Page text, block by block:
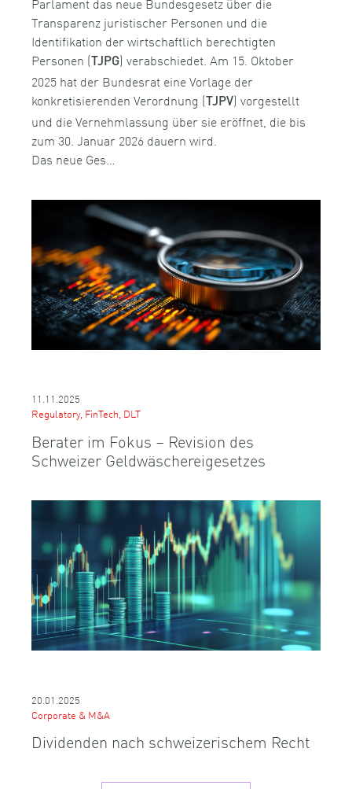
Transparenz juristischer Personen und die
Identifikation der wirtschaftlich berechtigten
Personen ( TJPG) verabschiedet. Am 15. Oktober
2025 hat der Bundesrat eine Vorlage der
konkretisierenden Verordnung ( TJPV) vorgestellt
und die Vernehmlassung über sie eröffnet, die bis
zum 30. Januar 2026 dauern wird.
Das neue Ges…
11.11.2025
Regulatory, FinTech, DLT
Berater im Fokus – Revision des
Schweizer Geldwäschereigesetzes
20.01.2025
Corporate & M&A
Dividenden nach schweizerischem Recht